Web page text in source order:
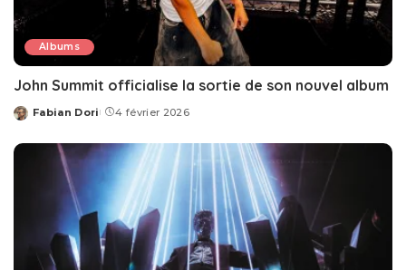
Albums
John Summit officialise la sortie de son nouvel album
Posted
Fabian Dori 4 février 2026